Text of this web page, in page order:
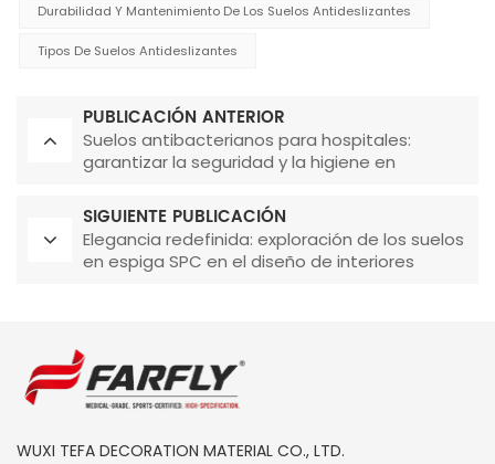
Durabilidad Y Mantenimiento De Los Suelos Antideslizantes
Tipos De Suelos Antideslizantes
PUBLICACIÓN ANTERIOR
Suelos antibacterianos para hospitales:
garantizar la seguridad y la higiene en
SIGUIENTE PUBLICACIÓN
Elegancia redefinida: exploración de los suelos
en espiga SPC en el diseño de interiores
WUXI TEFA DECORATION MATERIAL CO., LTD.